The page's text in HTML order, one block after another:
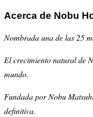
Acerca de Nobu
Nombrada una de las 25
El crecimiento natural de
mundo.
Fundada por Nobu
definitiva.